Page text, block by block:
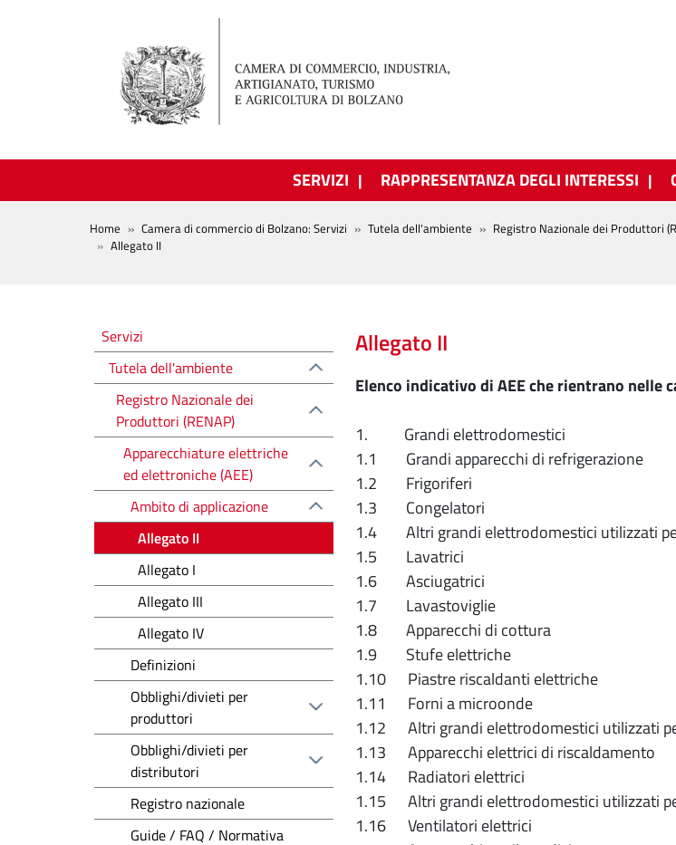
SERVIZI RAPPRESENTANZA DEGLI INTERESSI
BREADCRUMB
Home Camera di commercio di Bolzano: Servizi Tutela dell'ambiente Registro Nazionale dei Produttori
Allegato II
Allegato II
Elenco indicativo di AEE che rientrano nelle
1. Grandi elettrodomestici
1.1 Grandi apparecchi di refrigerazione
1.2 Frigoriferi
1.3 Congelatori
1.4 Altri grandi elettrodomestici utilizzati
1.5 Lavatrici
1.6 Asciugatrici
1.7 Lavastoviglie
1.8 Apparecchi di cottura
1.9 Stufe elettriche
1.10 Piastre riscaldanti elettriche
1.11 Forni a microonde
1.12 Altri grandi elettrodomestici utilizzati
1.13 Apparecchi elettrici di riscaldamento
1.14 Radiatori elettrici
1.15 Altri grandi elettrodomestici utilizzati
1.16 Ventilatori elettrici
Tutela dell'ambiente
Servizi
Tutela dell'ambiente
Registro Nazionale dei
Produttori (RENAP)
Apparecchiature elettriche
ed elettroniche (AEE)
Ambito di applicazione
Allegato II
Allegato I
Allegato III
Allegato IV
Definizioni
Obblighi/divieti per
produttori
Obblighi/divieti per
distributori
Registro nazionale
Guide / FAQ / Normativa